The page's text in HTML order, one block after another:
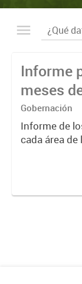
Informe
meses
23 / JUN
Gobernación
Informe de
cada área